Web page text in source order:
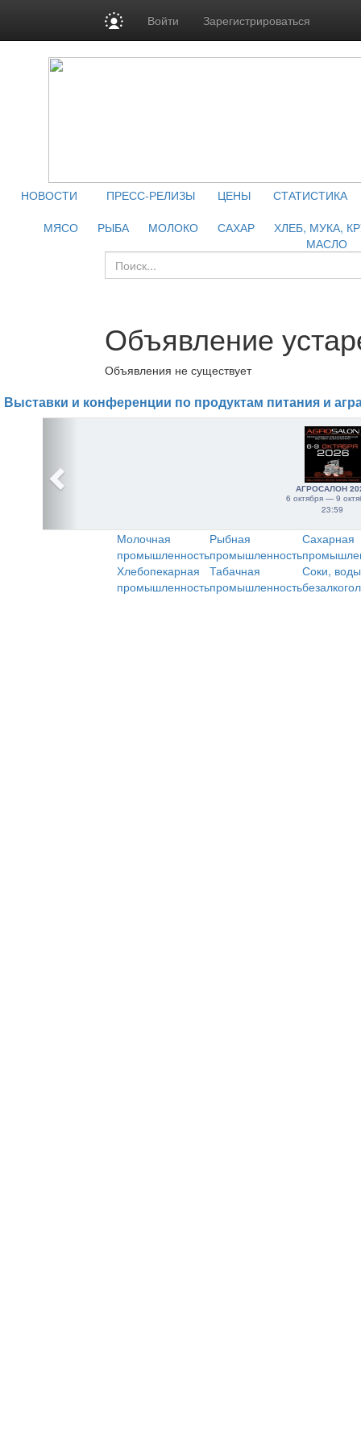
Войти Зарегистрироваться
НОВОСТИ ПРЕСС-РЕЛИЗЫ ЦЕНЫ
СТАТИСТИКА
МЯСО
РЫБА МОЛОКО САХАР
ХЛЕБ, МУКА,
МАСЛО
Объявление
Объявления не существует
Выставки и конференции по продуктам питания и
АГРОСАЛОН
6 октября — 9
23:59
Молочная
промышленность
Рыбная
промышленность
Сахарная
Хлебопекарная
промышленность
Табачная
промышленность
Соки,